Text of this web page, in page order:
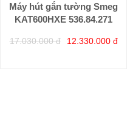
Máy hút gắn tường Smeg
KAT600HXE 536.84.271
17.030.000 đ 12.330.000 đ